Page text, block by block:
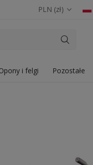
PLN (zł)
i felgi Pozostałe